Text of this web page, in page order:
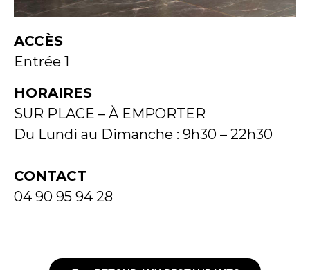
ACCÈS
Entrée 1
HORAIRES
SUR PLACE – À EMPORTER
Du Lundi au Dimanche : 9h30 – 22h30
CONTACT
04 90 95 94 28